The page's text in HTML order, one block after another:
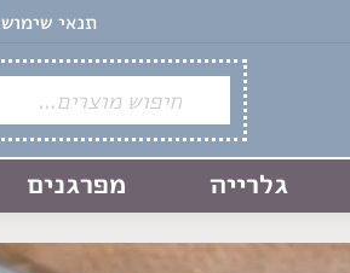
תנאי שימוש
גלרייה מפרגנים